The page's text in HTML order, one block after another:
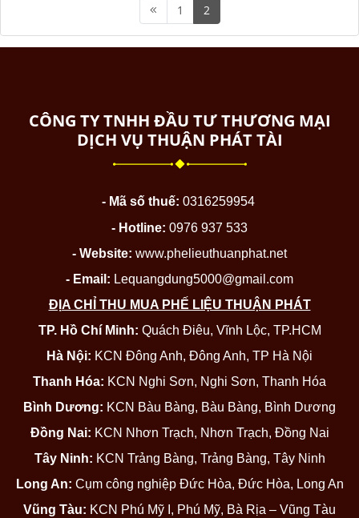
1 2
CÔNG TY TNHH ĐẦU TƯ THƯƠNG MẠI
DỊCH VỤ THUẬN PHÁT TÀI
- Mã số thuế: 0316259954
- Hotline: 0976 937 533
- Website: www.phelieuthuanphat.net
- Email: Lequangdung5000@gmail.com
ĐỊA CHỈ THU MUA PHẾ LIỆU THUẬN PHÁT
TP. Hồ Chí Minh: Quách Điêu, Vĩnh Lộc, TP.HCM
Hà Nội: KCN Đông Anh, Đông Anh, TP Hà Nội
Thanh Hóa: KCN Nghi Sơn, Nghi Sơn, Thanh Hóa
Bình Dương: KCN Bàu Bàng, Bàu Bàng, Bình Dương
Đồng Nai: KCN Nhơn Trạch, Nhơn Trạch, Đồng Nai
Tây Ninh: KCN Trảng Bàng, Trảng Bàng, Tây Ninh
Long An: Cụm công nghiệp Đức Hòa, Đức Hòa, Long An
Vũng Tàu: KCN Phú Mỹ I, Phú Mỹ, Bà Rịa – Vũng Tàu